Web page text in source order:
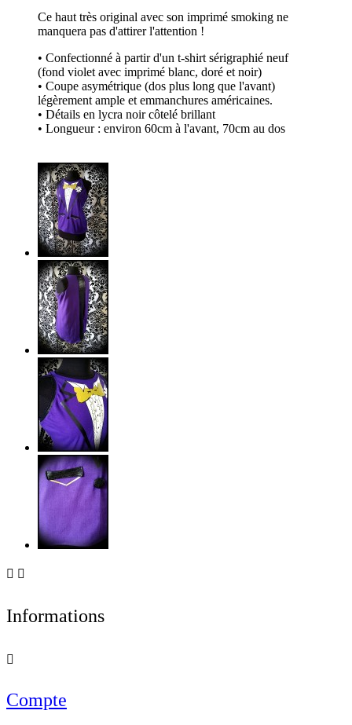
Ce haut très original avec son imprimé smoking ne
manquera pas d'attirer l'attention !
• Confectionné à partir d'un t-shirt sérigraphié neuf
(fond violet avec imprimé blanc, doré et noir)
• Coupe asymétrique (dos plus long que l'avant)
légèrement ample et emmanchures américaines.
• Détails en lycra noir côtelé brillant
• Longueur : environ 60cm à l'avant, 70cm au dos
 
Informations

Compte